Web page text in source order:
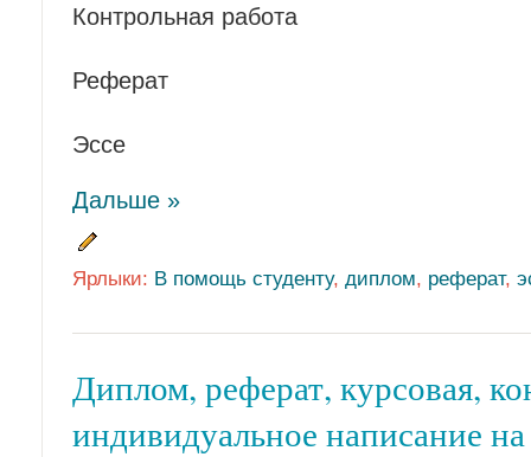
Контрольная работа
Реферат
Эссе
Дальше »
Ярлыки: В помощь студенту, диплом, реферат,
Диплом, реферат, курсовая,
индивидуальное написание на